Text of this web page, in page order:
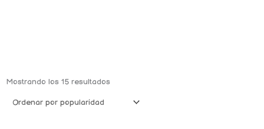
Mostrando los 15 resultadospor